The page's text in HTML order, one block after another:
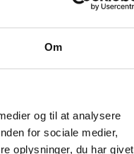
Om
og til at analysere
for sociale medier,
oplysninger, du har givet